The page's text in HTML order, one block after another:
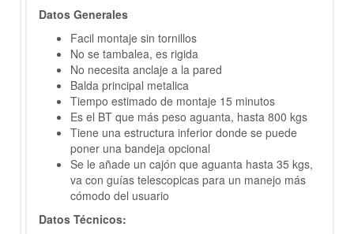
Datos Generales
Facil montaje sin tornillos
No se tambalea, es rigida
No necesita anclaje a la pared
Balda principal metalica
Tiempo estimado de montaje 15 minutos
Es el BT que más peso aguanta, hasta 800 kgs
Tiene una estructura inferior donde se puede
poner una bandeja opcional
Se le añade un cajón que aguanta hasta 35 kgs,
va con guías telescopicas para un manejo más
cómodo del usuario
Datos Técnicos: